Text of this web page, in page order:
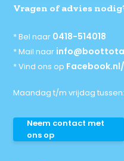
Vragen of advies
* Bel naar 0418-514018
* Mail naar
* Vind ons op
Maandag t/m vrijdag tussen:
Neem contact met
ons op